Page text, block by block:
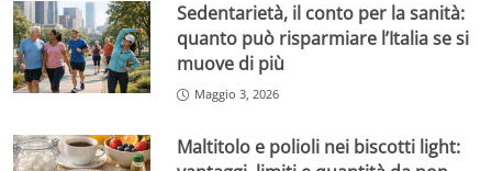
Sedentarietà, il conto per la sanità:
quanto può risparmiare l’Italia se si
muove di più
Maggio 3, 2026
Maltitolo e polioli nei biscotti light: